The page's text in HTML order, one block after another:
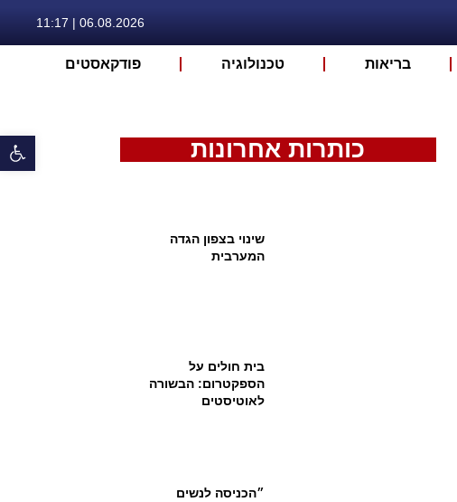
06.08.2026 | 11:17
בריאות טכנולוגיה פודקאסטים
כותרות אחרונות
שינוי בצפון הגדה
המערבית
בית חולים על
הספקטרום: הבשורה
לאוטיסטים
״הכניסה לנשים